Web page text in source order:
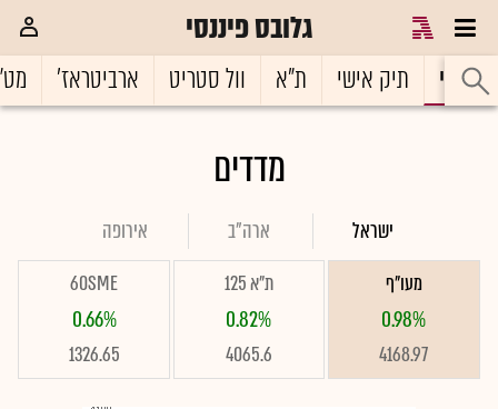
גלובס פיננסי
ראשי תיק אישי ת"א וול סטריט ארביטראז'
מדדים
ישראל ארה"ב אירופה
מעו"ף
0.98%
4168.97
ת"א 125
0.82%
4065.6
60SME
0.66%
1326.65